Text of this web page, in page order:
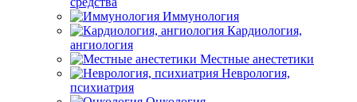
Иммунология
Кардиология,
ангиология
Местные анестетики
Неврология,
психиатрия